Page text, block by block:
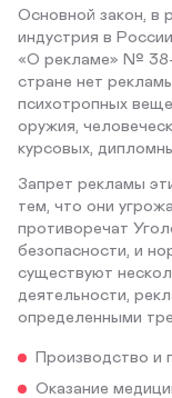
Основной закон, в
индустрия в
«О рекламе» №
стране нет
психотропных
оружия,
курсовых,
Запрет рекламы
тем, что они
противоречат
безопасности, и
существуют
деятельности,
определенными
Производство и
Оказание